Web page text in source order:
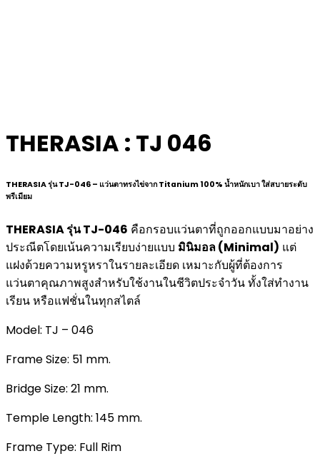
THERASIA : TJ 046
THERASIA รุ่น TJ-046 – แว่นตาทรงไข่จาก Titanium 100% น้ำหนักเบา ใส่สบายระดับ
พรีเมียม
THERASIA รุ่น TJ-046 คือกรอบแว่นตาที่ถูกออกแบบมาอย่าง
ประณีตโดยเน้นความเรียบง่ายแบบ มินิมอล (Minimal) แต่
แฝงด้วยความหรูหราในรายละเอียด เหมาะกับผู้ที่ต้องการ
แว่นตาคุณภาพสูงสำหรับใช้งานในชีวิตประจำวัน ทั้งใส่ทำงาน
เรียน หรือแฟชั่นในทุกสไตล์
Model: TJ – 046
Frame Size: 51 mm.
Bridge Size: 21 mm.
Temple Length: 145 mm.
Frame Type: Full Rim